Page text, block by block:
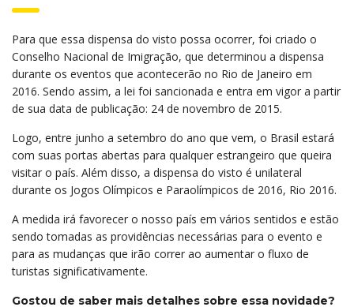
Para que essa dispensa do visto possa ocorrer, foi criado o
Conselho Nacional de Imigração, que determinou a dispensa
durante os eventos que acontecerão no Rio de Janeiro em
2016. Sendo assim, a lei foi sancionada e entra em vigor a partir
de sua data de publicação: 24 de novembro de 2015.
Logo, entre junho a setembro do ano que vem, o Brasil estará
com suas portas abertas para qualquer estrangeiro que queira
visitar o país. Além disso, a dispensa do visto é unilateral
durante os Jogos Olímpicos e Paraolímpicos de 2016, Rio 2016.
A medida irá favorecer o nosso país em vários sentidos e estão
sendo tomadas as providências necessárias para o evento e
para as mudanças que irão correr ao aumentar o fluxo de
turistas significativamente.
Gostou de saber mais detalhes sobre essa novidade?